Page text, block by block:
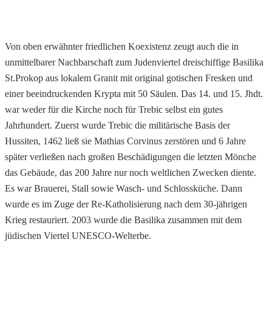
Von oben erwähnter friedlichen Koexistenz zeugt auch die in
unmittelbarer Nachbarschaft zum Judenviertel dreischiffige Basilika
St.Prokop aus lokalem Granit mit original gotischen Fresken und
einer beeindruckenden Krypta mit 50 Säulen. Das 14. und 15. Jhdt.
war weder für die Kirche noch für Trebic selbst ein gutes
Jahrhundert. Zuerst wurde Trebic die militärische Basis der
Hussiten, 1462 ließ sie Mathias Corvinus zerstören und 6 Jahre
später verließen nach großen Beschädigungen die letzten Mönche
das Gebäude, das 200 Jahre nur noch weltlichen Zwecken diente.
Es war Brauerei, Stall sowie Wasch- und Schlossküche. Dann
wurde es im Zuge der Re-Katholisierung nach dem 30-jährigen
Krieg restauriert. 2003 wurde die Basilika zusammen mit dem
jüdischen Viertel UNESCO-Welterbe.